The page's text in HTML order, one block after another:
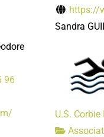
https://
Sandra
96
U.S.